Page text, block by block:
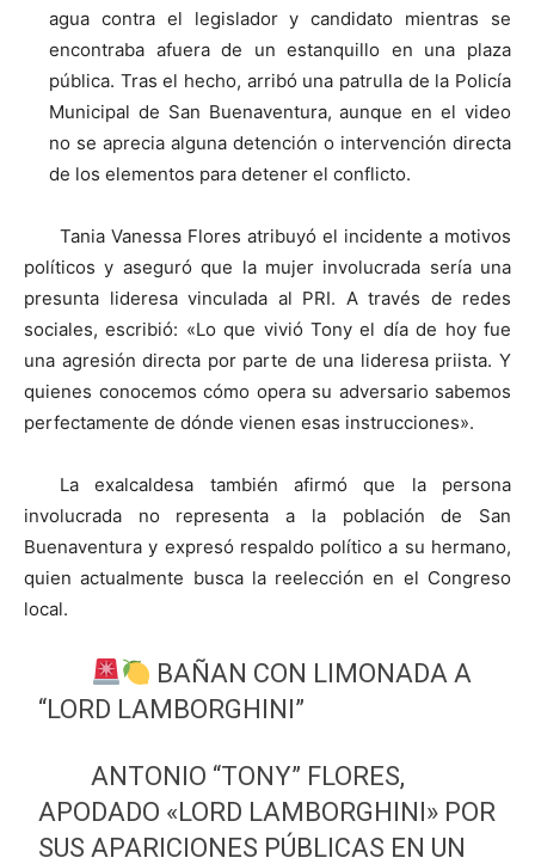
agua contra el legislador y candidato mientras se
encontraba afuera de un estanquillo en una plaza
pública. Tras el hecho, arribó una patrulla de la Policía
Municipal de San Buenaventura, aunque en el video
no se aprecia alguna detención o intervención directa
de los elementos para detener el conflicto.
Tania Vanessa Flores atribuyó el incidente a motivos
políticos y aseguró que la mujer involucrada sería una
presunta lideresa vinculada al PRI. A través de redes
sociales, escribió: «Lo que vivió Tony el día de hoy fue
una agresión directa por parte de una lideresa priista. Y
quienes conocemos cómo opera su adversario sabemos
perfectamente de dónde vienen esas instrucciones».
La exalcaldesa también afirmó que la persona
involucrada no representa a la población de San
Buenaventura y expresó respaldo político a su hermano,
quien actualmente busca la reelección en el Congreso
local.
BAÑAN CON LIMONADA A
“LORD LAMBORGHINI”
ANTONIO “TONY” FLORES,
APODADO «LORD LAMBORGHINI» POR
SUS APARICIONES PÚBLICAS EN UN